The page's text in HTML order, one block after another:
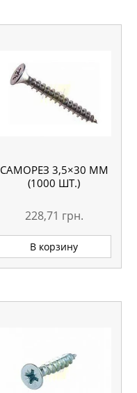
САМОРЕЗ 3,5×30 ММ
(1000 ШТ.)
228,71 грн.
В корзину